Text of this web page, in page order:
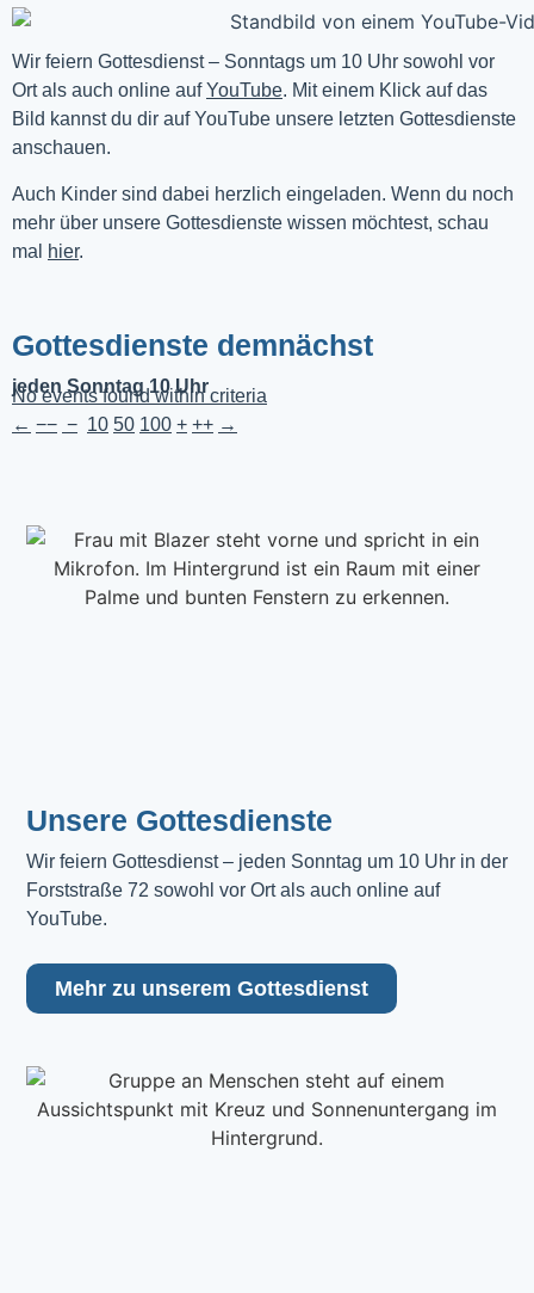
Wir feiern Gottesdienst – Sonntags um 10 Uhr sowohl vor
Ort als auch online auf YouTube. Mit einem Klick auf das
Bild kannst du dir auf YouTube unsere letzten Gottesdienste
anschauen.
Auch Kinder sind dabei herzlich eingeladen. Wenn du noch
mehr über unsere Gottesdienste wissen möchtest, schau
mal
hier.
Gottesdienste demnächst
jeden Sonntag 10 Uhr
No events found within criteria
← −− − 10 50 100 + ++ →
Unsere Gottesdienste
Wir feiern Gottesdienst – jeden Sonntag um 10 Uhr in der
Forststraße 72 sowohl vor Ort als auch online auf
YouTube.
Mehr zu unserem Gottesdienst